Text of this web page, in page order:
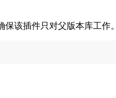
该插件只对父版本库工作。